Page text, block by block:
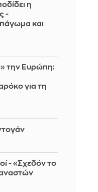
η
-
πάγωμα και
την Ευρώπη:
για τη
- «Σχεδόν το